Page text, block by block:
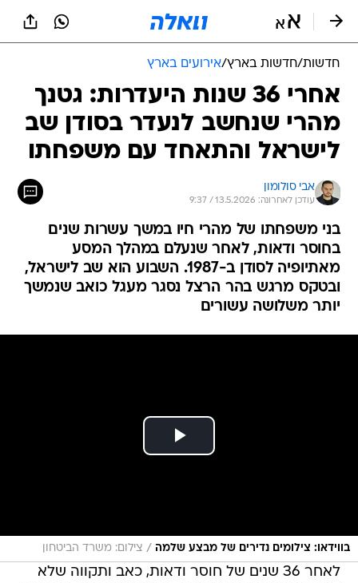
חדשות/חדשות בארץ/אירועים בארץ
אחרי 36 שנות היעדרות: גטנך
מהרי שנחשב לנעדר בסודן שב
לישראל והתאחד עם משפחתו
אבי סולומון
עודכן לאחרונה: 13.5.2026 / 9:37
בני משפחתו של מהרי חיו במשך עשרות שנים
בחוסר ודאות, לאחר שנעלם במהלך המסע
מאתיופיה לסודן ב-1987. השבוע הוא שב לישראל,
ובטקס מרגש בהר הרצל נסגר מעגל כואב שנמשך
יותר משלושה עשורים
בווידאו: צילומים נדירים של מבצע שלמה / צילום: משרד הביטחון
לאחר 36 שנים של חוסר ודאות, כאב ותקווה שלא